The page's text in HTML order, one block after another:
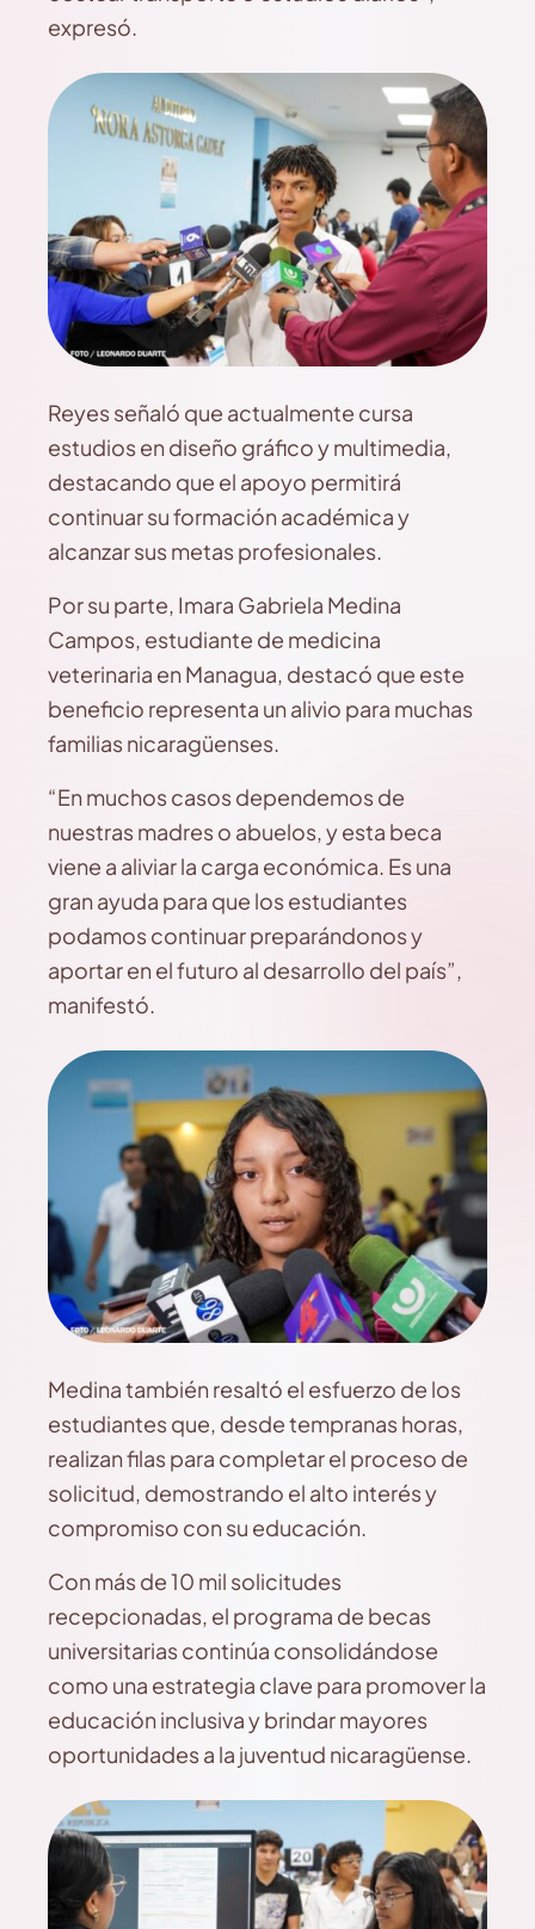
expresó.
Reyes señaló que actualmente cursa
estudios en diseño gráfico y multimedia,
destacando que el apoyo permitirá
continuar su formación académica y
alcanzar sus metas profesionales.
Por su parte, Imara Gabriela Medina
Campos, estudiante de medicina
veterinaria en Managua, destacó que este
beneficio representa un alivio para muchas
familias nicaragüenses.
“En muchos casos dependemos de
nuestras madres o abuelos, y esta beca
viene a aliviar la carga económica. Es una
gran ayuda para que los estudiantes
podamos continuar preparándonos y
aportar en el futuro al desarrollo del país”,
manifestó.
Medina también resaltó el esfuerzo de los
estudiantes que, desde tempranas horas,
realizan filas para completar el proceso de
solicitud, demostrando el alto interés y
compromiso con su educación.
Con más de 10 mil solicitudes
recepcionadas, el programa de becas
universitarias continúa consolidándose
como una estrategia clave para promover la
educación inclusiva y brindar mayores
oportunidades a la juventud nicaragüense.